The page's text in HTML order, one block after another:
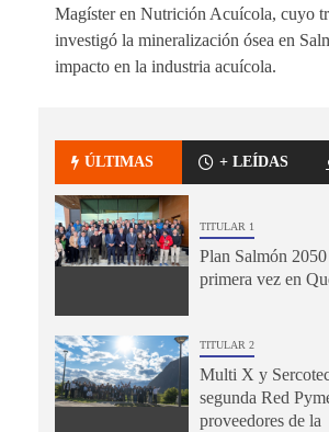
Magíster en Nutrición Acuícola, cuyo
investigó la mineralización ósea en
impacto en la industria acuícola.
ÚLTIMAS + LEÍDAS
TITULAR 1
Plan Salmón
primera vez en
TITULAR 2
Multi X y
segunda Red
proveedores de la